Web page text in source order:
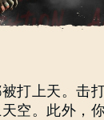
打上天。击
空。此外，